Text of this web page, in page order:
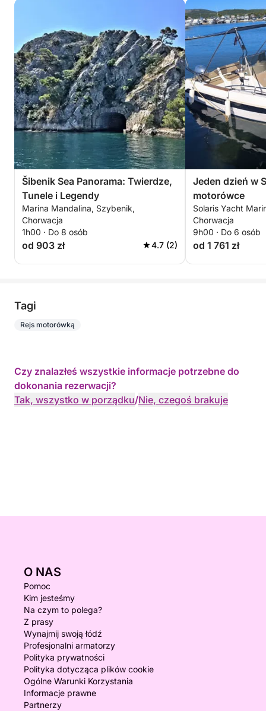
Šibenik Sea Panorama: Twierdze,
Tunele i Legendy
Marina Mandalina, Szybenik,
Chorwacja
1h00 · Do 8 osób
od 903 zł 4.7 (2)
Jeden dzień w
motorówce
Solaris Yacht
Chorwacja
9h00 · Do 6 osób
od 1 761 zł
Tagi
Rejs motorówką
Czy znalazłeś wszystkie informacje potrzebne do
dokonania rezerwacji?
Tak, wszystko w porządku/Nie, czegoś brakuje
O NAS
Pomoc
Kim jesteśmy
Na czym to polega?
Z prasy
Wynajmij swoją łódź
Profesjonalni armatorzy
Polityka prywatności
Polityka dotycząca plików cookie
Ogólne Warunki Korzystania
Informacje prawne
Partnerzy